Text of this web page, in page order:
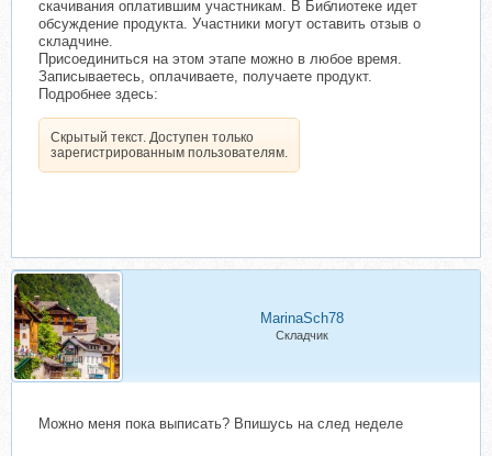
скачивания оплатившим участникам. В Библиотеке идет
обсуждение продукта. Участники могут оставить отзыв о
складчине.
Присоединиться на этом этапе можно в любое время.
Записываетесь, оплачиваете, получаете продукт.
Подробнее здесь:
Скрытый текст. Доступен только
зарегистрированным пользователям.
MarinaSch78
Складчик
Можно меня пока выписать? Впишусь на след неделе